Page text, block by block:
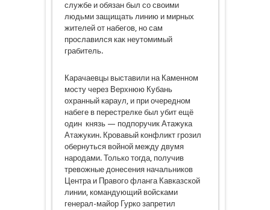
службе и обязан был со своими
людьми защищать линию и мирных
жителей от набегов, но сам
прославился как неутомимый
грабитель.
Карачаевцы выставили на Каменном
мосту через Верхнюю Кубань
охранный караул, и при очередном
набеге в перестрелке был убит ещё
один князь — подпоручик Атажука
Атажукин. Кровавый конфликт грозил
обернуться войной между двумя
народами. Только тогда, получив
тревожные донесения начальников
Центра и Правого фланга Кавказской
линии, командующий войсками
генерал-майор Гурко запретил